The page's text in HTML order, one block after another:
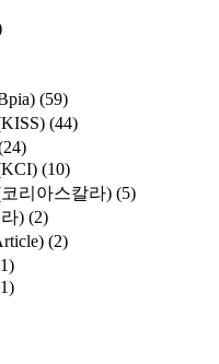
(59)
(44)
(10)
리아스칼라) (5)
) (2)
(2)